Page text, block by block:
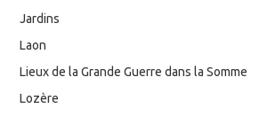
Jardins
Laon
Lieux de la Grande Guerre dans la Somme
Lozère